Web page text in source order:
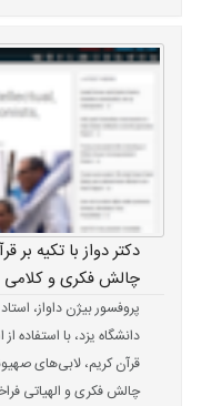
دکتر دواز با تکیه بر
چالش فکری و کلامی
پروفسور بیژن داواز،
دانشگاه یزد، با استفاده
قرآن کریم، لابی‌های
چالش فکری و الهیاتی